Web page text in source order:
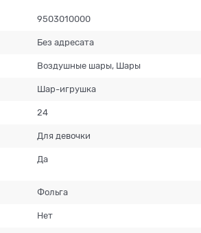
9503010000
Без адресата
Воздушные шары, Шары
Шар-игрушка
24
Для девочки
Да
Фольга
Нет